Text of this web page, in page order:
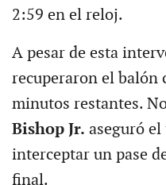
2:59 en el reloj.
A pesar de esta
recuperaron el balón
minutos restantes.
Bishop Jr. aseguró
interceptar un pase
final.